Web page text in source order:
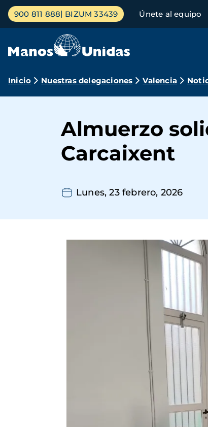
Pasar
contenido
Menú
principal
900 811 888 BIZUM 33439 Únete al equipo
Ruta
navegación
Inicio Nuestras delegaciones Valencia
Almuerzo
Carcaixent
Lunes, 23 febrero, 2026